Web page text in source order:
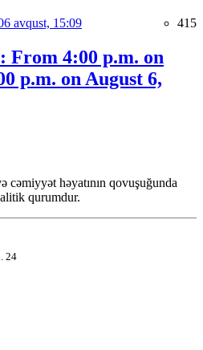
avqust, 15:09 415
From 4:00 p.m. on
p.m. on August 6,
cəmiyyət həyatının qovuşuğunda
qurumdur.
24